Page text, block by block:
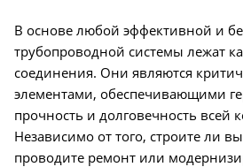
В основе любой эффективной и
трубопроводной системы лежат
соединения. Они являются
элементами, обеспечивающими
прочность и долговечность всей
Независимо от того, строите ли
проводите ремонт или